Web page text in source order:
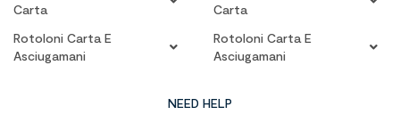
Carta
Rotoloni Carta E
Asciugamani
Carta
Rotoloni Carta E
Asciugamani
NEED HELP